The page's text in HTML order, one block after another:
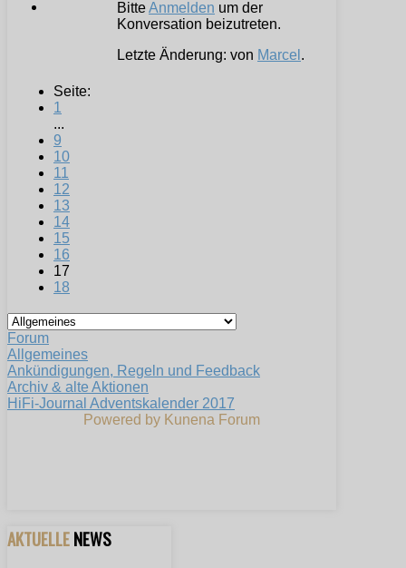
BitteAnmelden um der
Konversation beizutreten.
Letzte Änderung: von Marcel .
Seite:
1
...
9
10
11
12
13
14
15
16
17
18
Forum
Allgemeines
Ankündigungen, Regeln und Feedback
Archiv & alte Aktionen
HiFi-Journal Adventskalender 2017
Powered by Kunena Forum
AKTUELLENEWS